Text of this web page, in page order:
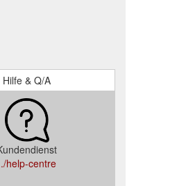
Hilfe & Q/A
help-centre